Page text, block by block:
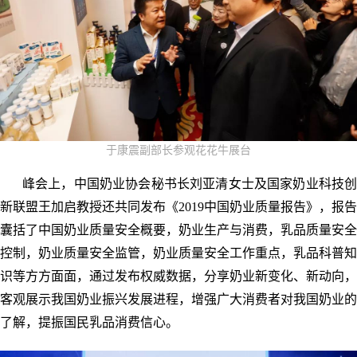
于康震副部长参观花花牛展台
峰会上，中国奶业协会秘书长刘亚清女士及国家奶业科技创
新联盟王加启教授还共同发布《2019中国奶业质量报告》，报告
囊括了中国奶业质量安全概要，奶业生产与消费，乳品质量安全
控制，奶业质量安全监管，奶业质量安全工作重点，乳品科普知
识等方方面面，通过发布权威数据，分享奶业新变化、新动向，
客观展示我国奶业振兴发展进程，增强广大消费者对我国奶业的
了解，提振国民乳品消费信心。